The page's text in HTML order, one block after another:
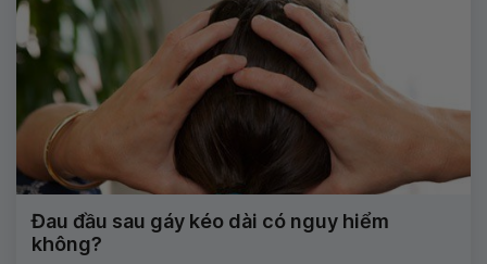
Đau đầu sau gáy kéo dài có nguy hiểm
không?